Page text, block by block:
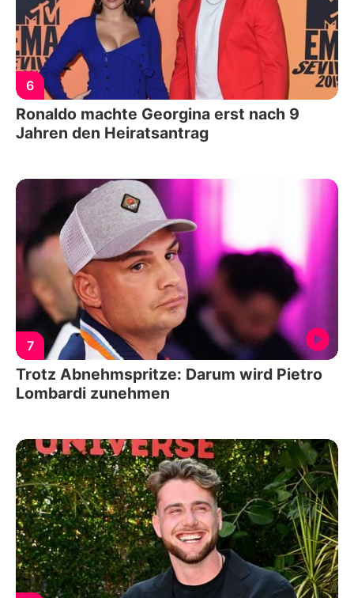
6
Ronaldo machte Georgina erst nach 9
Jahren den Heiratsantrag
7
Trotz Abnehmspritze: Darum wird Pietro
Lombardi zunehmen